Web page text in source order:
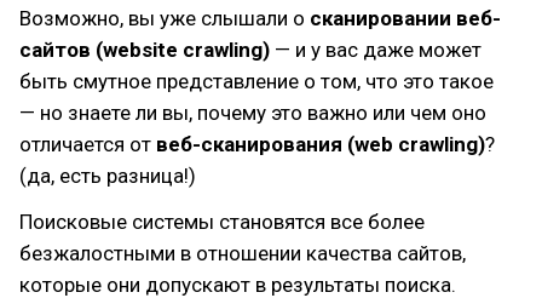
Возможно, вы уже слышали о сканировании веб-
сайтов (website crawling) — и у вас даже может
быть смутное представление о том, что это такое
— но знаете ли вы, почему это важно или чем оно
отличается от веб-сканирования (web crawling)?
(да, есть разница!)
Поисковые системы становятся все более
безжалостными в отношении качества сайтов,
которые они допускают в результаты поиска.